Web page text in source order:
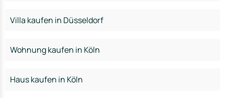
Villa kaufen in Düsseldorf
Wohnung kaufen in Köln
Haus kaufen in Köln